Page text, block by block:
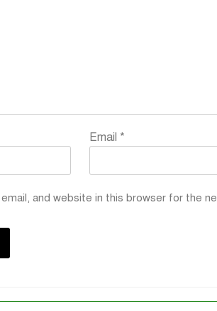
Email *
and website in this browser for the